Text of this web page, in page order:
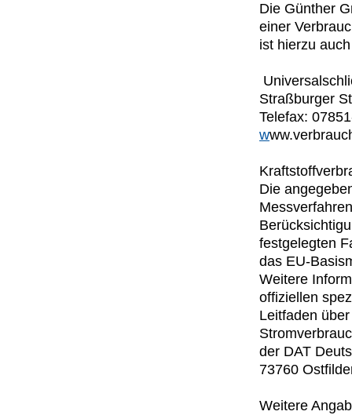
Die Günther
einer
ist hierzu
Straßburger
Telefax:
w
Die
festgelegten
das EU-
Weitere
offiziellen
Leitfaden
der DAT
73760
Weitere